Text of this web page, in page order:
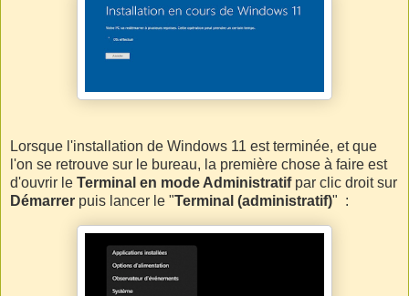
Lorsque l'installation de Windows 11 est terminée, et que
l'on se retrouve sur le bureau, la première chose à faire est
d'ouvrir le Terminal en mode Administratifpar clic droit sur
Démarrer puis lancer le "Terminal (administratif)" :